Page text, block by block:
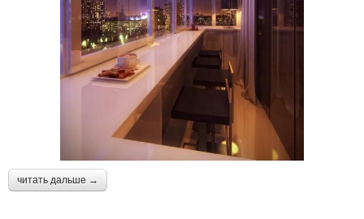
читать дальше →